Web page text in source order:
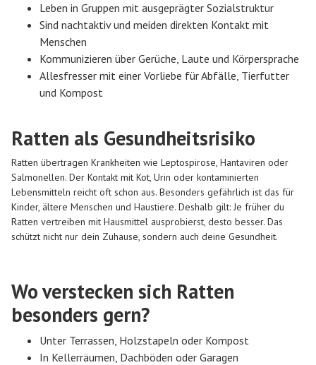
Leben in Gruppen mit ausgeprägter Sozialstruktur
Sind nachtaktiv und meiden direkten Kontakt mit
Menschen
Kommunizieren über Gerüche, Laute und Körpersprache
Allesfresser mit einer Vorliebe für Abfälle, Tierfutter
und Kompost
Ratten als Gesundheitsrisiko
Ratten übertragen Krankheiten wie Leptospirose, Hantaviren oder
Salmonellen. Der Kontakt mit Kot, Urin oder kontaminierten
Lebensmitteln reicht oft schon aus. Besonders gefährlich ist das für
Kinder, ältere Menschen und Haustiere. Deshalb gilt: Je früher du
Ratten vertreiben mit Hausmittel ausprobierst, desto besser. Das
schützt nicht nur dein Zuhause, sondern auch deine Gesundheit.
Wo verstecken sich Ratten
besonders gern?
Unter Terrassen, Holzstapeln oder Kompost
In Kellerräumen, Dachböden oder Garagen